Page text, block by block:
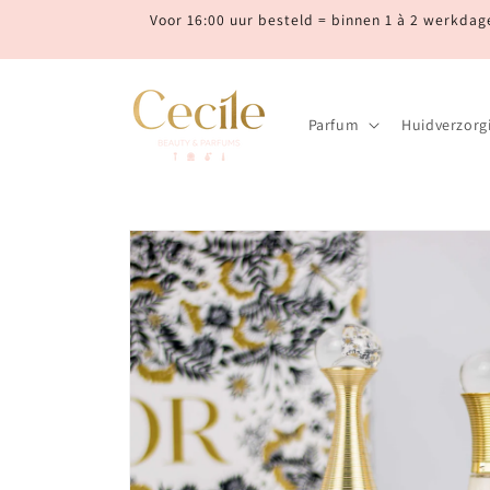
Voor 16:00 uur besteld = binnen 1 à 2
Parfum
Ga direct naar
productinformatie